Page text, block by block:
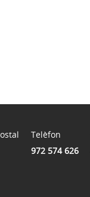
Telèfon
972 574 626